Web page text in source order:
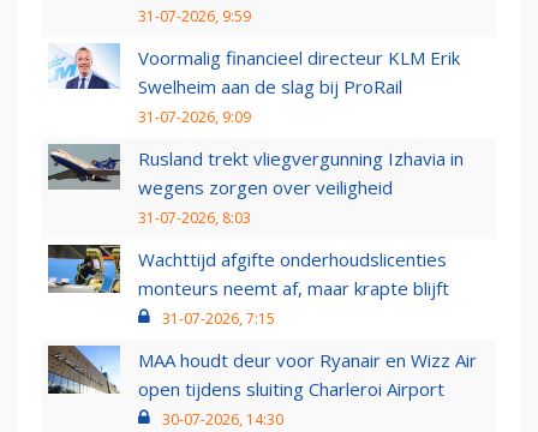
31-07-2026, 9:59
Voormalig financieel directeur KLM Erik
Swelheim aan de slag bij ProRail
31-07-2026, 9:09
Rusland trekt vliegvergunning Izhavia in
wegens zorgen over veiligheid
31-07-2026, 8:03
Wachttijd afgifte onderhoudslicenties
monteurs neemt af, maar krapte blijft
31-07-2026, 7:15
MAA houdt deur voor Ryanair en Wizz Air
open tijdens sluiting Charleroi Airport
30-07-2026, 14:30